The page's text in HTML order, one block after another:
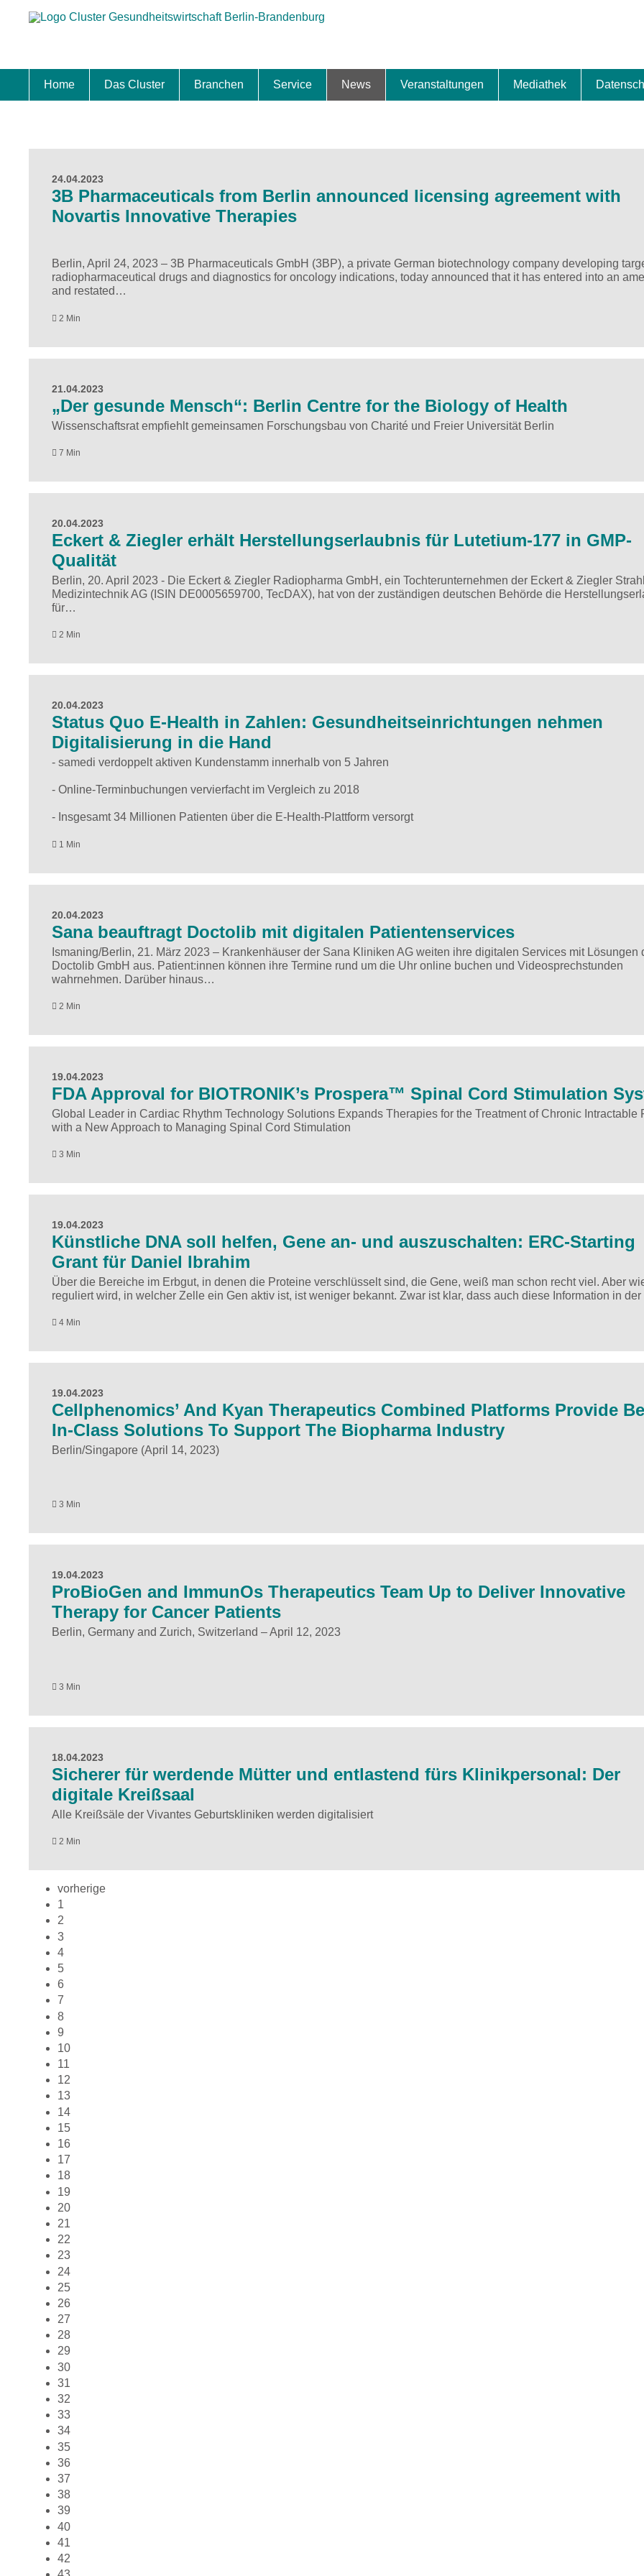
Home Das Cluster Branchen Service News Veranstaltungen Mediathek
24.04.2023
3B Pharmaceuticals from Berlin announced licensing agreement with
Novartis Innovative Therapies
Berlin, April 24, 2023 – 3B Pharmaceuticals GmbH (3BP), a private German biotechnology company developing
radiopharmaceutical drugs and diagnostics for oncology indications, today announced that it has entered into an
and restated…
2 Min
21.04.2023
„Der gesunde Mensch“: Berlin Centre for the Biology of Health
Wissenschaftsrat empfiehlt gemeinsamen Forschungsbau von Charité und Freier Universität Berlin
7 Min
20.04.2023
Eckert & Ziegler erhält Herstellungserlaubnis für Lutetium-177 in GMP-
Qualität
Berlin, 20. April 2023 - Die Eckert & Ziegler Radiopharma GmbH, ein Tochterunternehmen der Eckert & Ziegler
Medizintechnik AG (ISIN DE0005659700, TecDAX), hat von der zuständigen deutschen Behörde die
für…
2 Min
20.04.2023
Status Quo E-Health in Zahlen: Gesundheitseinrichtungen nehmen
Digitalisierung in die Hand
- samedi verdoppelt aktiven Kundenstamm innerhalb von 5 Jahren
- Online-Terminbuchungen vervierfacht im Vergleich zu 2018
- Insgesamt 34 Millionen Patienten über die E-Health-Plattform versorgt
1 Min
20.04.2023
Sana beauftragt Doctolib mit digitalen Patientenservices
Ismaning/Berlin, 21. März 2023 – Krankenhäuser der Sana Kliniken AG weiten ihre digitalen Services mit Lösungen
Doctolib GmbH aus. Patient:innen können ihre Termine rund um die Uhr online buchen und Videosprechstunden
wahrnehmen. Darüber hinaus…
2 Min
19.04.2023
FDA Approval for BIOTRONIK’s Prospera™ Spinal Cord Stimulation
Global Leader in Cardiac Rhythm Technology Solutions Expands Therapies for the Treatment of Chronic Intractable
with a New Approach to Managing Spinal Cord Stimulation
3 Min
19.04.2023
Künstliche DNA soll helfen, Gene an- und auszuschalten: ERC-Starting
Grant für Daniel Ibrahim
Über die Bereiche im Erbgut, in denen die Proteine verschlüsselt sind, die Gene, weiß man schon recht viel. Aber
reguliert wird, in welcher Zelle ein Gen aktiv ist, ist weniger bekannt. Zwar ist klar, dass auch diese Information in
4 Min
19.04.2023
Cellphenomics’ And Kyan Therapeutics Combined Platforms Provide
In-Class Solutions To Support The Biopharma Industry
Berlin/Singapore (April 14, 2023)
3 Min
19.04.2023
ProBioGen and ImmunOs Therapeutics Team Up to Deliver Innovative
Therapy for Cancer Patients
Berlin, Germany and Zurich, Switzerland – April 12, 2023
3 Min
18.04.2023
Sicherer für werdende Mütter und entlastend fürs Klinikpersonal: Der
digitale Kreißsaal
Alle Kreißsäle der Vivantes Geburtskliniken werden digitalisiert
2 Min
vorherige
1
2
3
4
5
6
7
8
9
10
11
12
13
14
15
16
17
18
19
20
21
22
23
24
25
26
27
28
29
30
31
32
33
34
35
36
37
38
39
40
41
42